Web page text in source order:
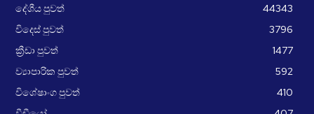
දේශීය පුවත්
44343
විදෙස් පුවත්
3796
ක්‍රීඩා පුවත්
1477
ව්‍යාපාරික පුවත්
592
විශේෂාංග පුවත්
410